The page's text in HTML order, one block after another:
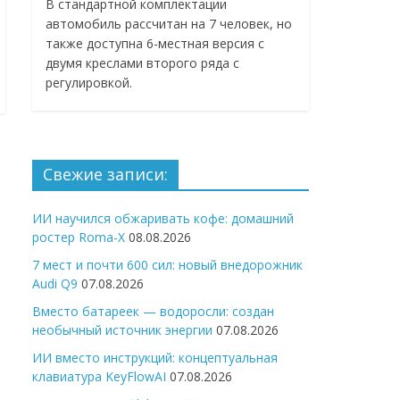
В стандартной комплектации
автомобиль рассчитан на 7 человек, но
также доступна 6-местная версия с
двумя креслами второго ряда с
регулировкой.
Свежие записи:
ИИ научился обжаривать кофе: домашний
ростер Roma-X 08.08.2026
7 мест и почти 600 сил: новый внедорожник
Audi Q9 07.08.2026
Вместо батареек — водоросли: создан
необычный источник энергии 07.08.2026
ИИ вместо инструкций: концептуальная
клавиатура KeyFlowAI 07.08.2026